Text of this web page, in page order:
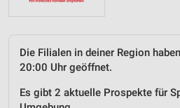
Die Filialen in deiner Region
20:00 Uhr geöffnet.
Es gibt 2 aktuelle Prospekte für